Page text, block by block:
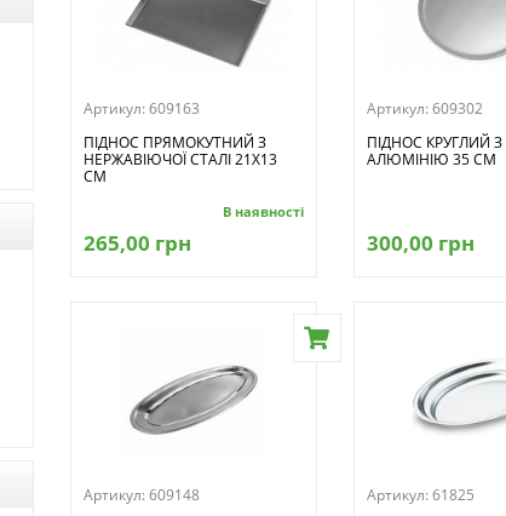
Артикул: 609163
ПІДНОС ПРЯМОКУТНИЙ З
НЕРЖАВІЮЧОЇ СТАЛІ 21Х13
СМ
В наявності
265,00 грн
Артикул: 609302
ПІДНОС КРУГЛИЙ З
АЛЮМІНІЮ 35 СМ
300,00 грн
Артикул: 609148
Артикул: 61825